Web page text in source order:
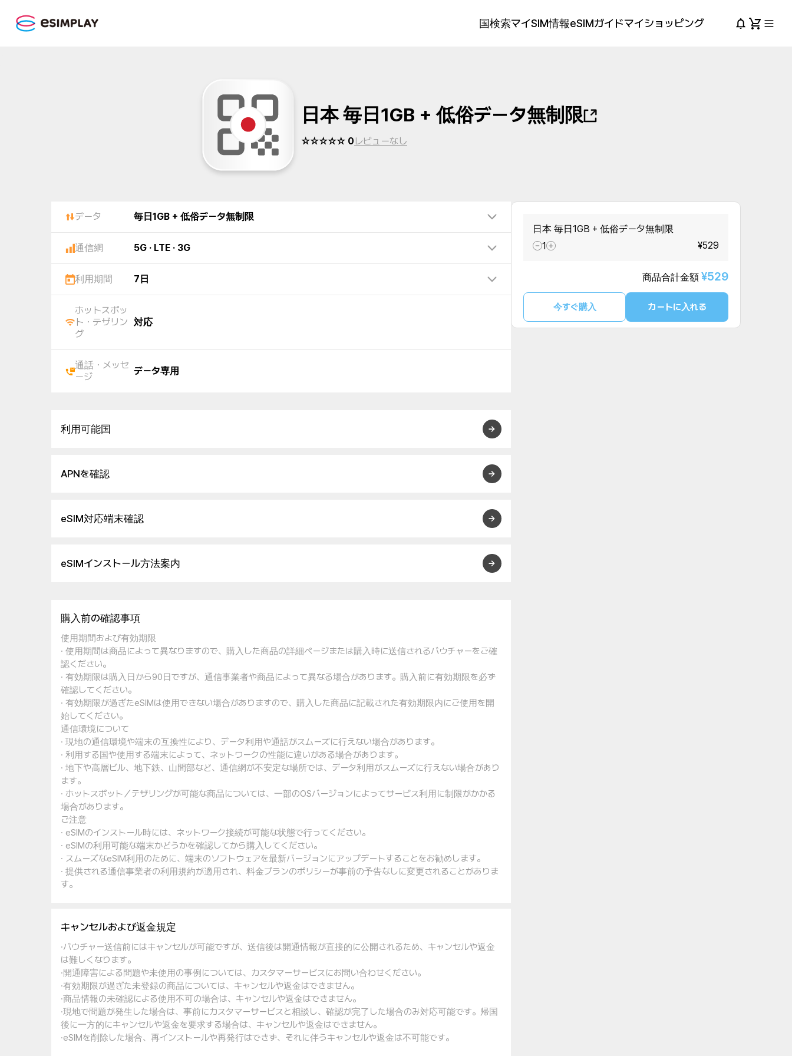
国検索マイSIM情報eSIMガイドマイショッピング
日本 毎日1GB + 低俗データ無制限
☆☆☆☆☆ 0 レビューなし
データ 毎日1GB + 低俗データ無制限
通信網 5G · LTE · 3G
利用期間 7日
ホットスポッ
ト・テザリン
グ
対応
通話・メッセ
ージ
データ専用
利用可能国
APNを確認
eSIM対応端末確認
eSIMインストール方法案内
購入前の確認事項
使用期間および有効期限
· 使用期間は商品によって異なりますので、購入した商品の詳細ページまたは購入時に送信されるバウチャーをご確
認ください。
· 有効期限は購入日から90日ですが、通信事業者や商品によって異なる場合があります。購入前に有効期限を必ず
確認してください。
· 有効期限が過ぎたeSIMは使用できない場合がありますので、購入した商品に記載された有効期限内にご使用を開
始してください。
通信環境について
· 現地の通信環境や端末の互換性により、データ利用や通話がスムーズに行えない場合があります。
· 利用する国や使用する端末によって、ネットワークの性能に違いがある場合があります。
· 地下や高層ビル、地下鉄、山間部など、通信網が不安定な場所では、データ利用がスムーズに行えない場合があり
ます。
· ホットスポット／テザリングが可能な商品については、一部のOSバージョンによってサービス利用に制限がかかる
場合があります。
ご注意
· eSIMのインストール時には、ネットワーク接続が可能な状態で行ってください。
· eSIMの利用可能な端末かどうかを確認してから購入してください。
· スムーズなeSIM利用のために、端末のソフトウェアを最新バージョンにアップデートすることをお勧めします。
· 提供される通信事業者の利用規約が適用され、料金プランのポリシーが事前の予告なしに変更されることがありま
す。
キャンセルおよび返金規定
·バウチャー送信前にはキャンセルが可能ですが、送信後は開通情報が直接的に公開されるため、キャンセルや返金
は難しくなります。
·開通障害による問題や未使用の事例については、カスタマーサービスにお問い合わせください。
·有効期限が過ぎた未登録の商品については、キャンセルや返金はできません。
·商品情報の未確認による使用不可の場合は、キャンセルや返金はできません。
·現地で問題が発生した場合は、事前にカスタマーサービスと相談し、確認が完了した場合のみ対応可能です。帰国
後に一方的にキャンセルや返金を要求する場合は、キャンセルや返金はできません。
·eSIMを削除した場合、再インストールや再発行はできず、それに伴うキャンセルや返金は不可能です。
日本 毎日1GB + 低俗データ無制限
1
¥529
商品合計金額 ¥529
今すぐ購入 カートに入れる